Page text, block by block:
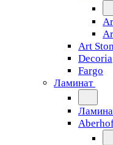
Art
Decoria
Fargo
Ламинат